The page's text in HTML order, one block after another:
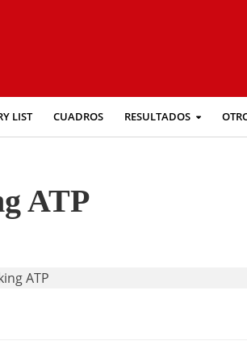
LIST CUADROS RESULTADOS
ATP